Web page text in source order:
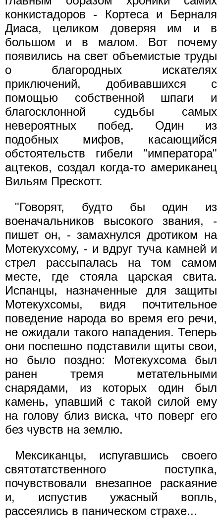
конкистадоров - Кортеса и Берналя
Диаса, целиком доверяя им и в
большом и в малом. Вот почему
появились на свет объемистые труды
о благородных искателях
приключений, добивавшихся с
помощью собственной шпаги и
благосклонной судьбы самых
невероятных побед. Один из
подобных мифов, касающийся
обстоятельств гибели "императора"
ацтеков, создал когда-то американец
Вильям Прескотт.
"Говорят, будто бы один из
военачальников высокого звания, -
пишет он, - замахнулся дротиком на
Мотекухсому, - и вдруг туча камней и
стрел рассыпалась на том самом
месте, где стояла царская свита.
Испанцы, назначенные для защиты
Мотекухсомы, видя почтительное
поведение народа во время его речи,
не ожидали такого нападения. Теперь
они поспешно подставили щиты свои,
но было поздно: Мотекухсома был
ранен тремя метательными
снарядами, из которых один был
камень, упавший с такой силой ему
на голову близ виска, что поверг его
без чувств на землю.
Мексиканцы, испугавшись своего
святотатственного поступка,
почувствовали внезапное раскаяние
и, испустив ужасный вопль,
рассеялись в паническом страхе...